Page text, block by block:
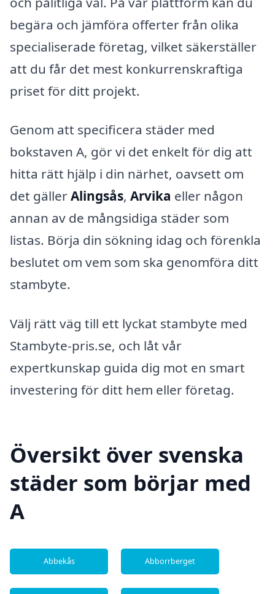
begära och jämföra offerter från olika
specialiserade företag, vilket säkerställer
att du får det mest konkurrenskraftiga
priset för ditt projekt.
Genom att specificera städer med
bokstaven A, gör vi det enkelt för dig att
hitta rätt hjälp i din närhet, oavsett om
det gällerAlingsås, Arvika eller någon
annan av de mångsidiga städer som
listas. Börja din sökning idag och förenkla
beslutet om vem som ska genomföra ditt
stambyte.
Välj rätt väg till ett lyckat stambyte med
Stambyte-pris.se, och låt vår
expertkunskap guida dig mot en smart
investering för ditt hem eller företag.
Översikt över svenska
städer som börjar med
A
Abbekås Abborrberget